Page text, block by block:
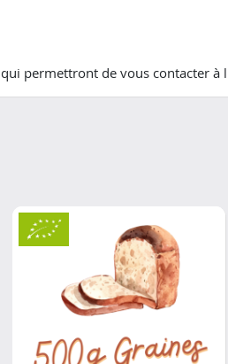
permettront de vous contacter à